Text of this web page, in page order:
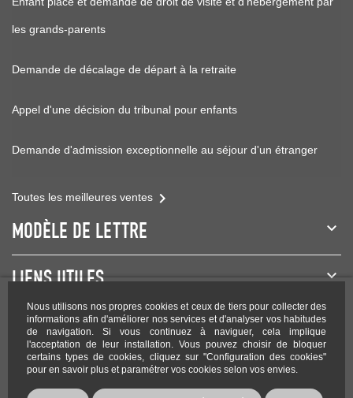
Nous utilisons nos propres cookies et ceux de tiers pour collecter des
informations afin d'améliorer nos services et d'analyser vos habitudes
de navigation. Si vous continuez à naviguer, cela implique
l'acceptation de leur installation. Vous pouvez choisir de bloquer
certains types de cookies, cliquez sur "Configuration des cookies"
pour en savoir plus et paramétrer vos cookies selon vos envies.
les grands-parents
Demande de décalage de départ à la retraite
Appel d'une décision du tribunal pour enfants
Demande d'admission exceptionnelle au séjour d'un étranger
Toutes les meilleures ventes 
MODÈLE DE LETTRE
LIENS UTILES
NEWSLETTER